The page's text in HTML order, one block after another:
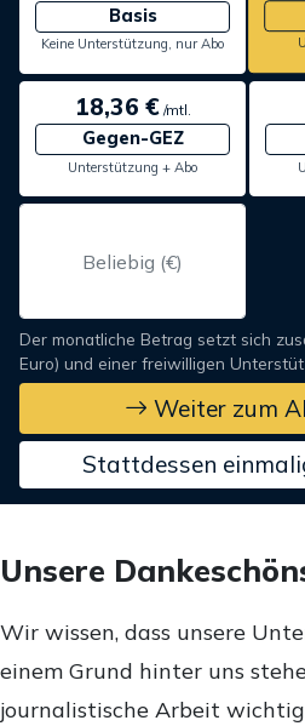
Basis
Keine Unterstützung, nur Abo
18,36 €/mtl.
Gegen-GEZ
Unterstützung + Abo
Der monatliche Betrag setzt sich
Euro) und einer freiwilligen
Weiter zum
Stattdessen
Unsere
Wir wissen, dass unsere
einem Grund hinter uns
journalistische Arbeit